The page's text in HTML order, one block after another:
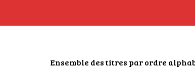
Ensemble des titres par ordre